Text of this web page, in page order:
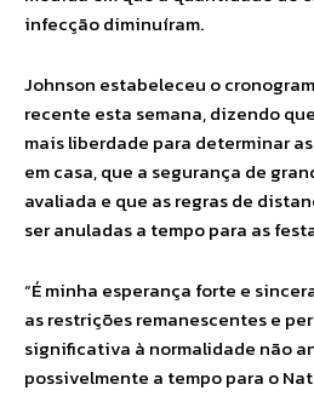
infecção diminuíram.
Johnson estabeleceu o
recente esta semana, dizendo
mais liberdade para determinar
em casa, que a segurança de
avaliada e que as regras de
ser anuladas a tempo para as
“É minha esperança forte e
as restrições remanescentes e
significativa à normalidade não
possivelmente a tempo para o